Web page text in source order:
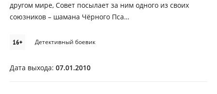
другом мире, Совет посылает за ним одного из своих
союзников – шамана Чёрного Пса…
16+ Детективный боевик
Дата выхода: 07.01.2010